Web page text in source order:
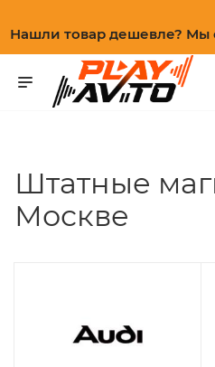
Нашли товар дешевле? Мы
Штатные
Москве